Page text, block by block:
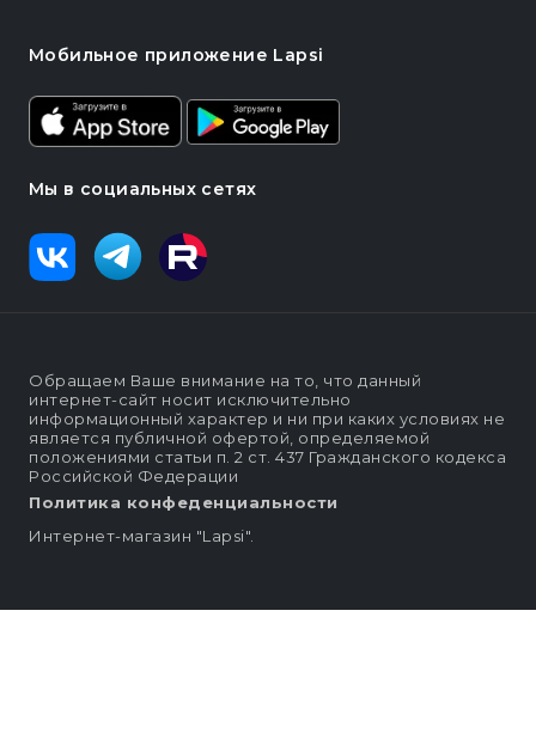
Мобильное приложение Lapsi
Мы в социальных сетях
Обращаем Ваше внимание на то, что данный
интернет-сайт носит исключительно
информационный характер и ни при каких условиях не
является публичной офертой, определяемой
положениями статьи п. 2 ст. 437 Гражданского кодекса
Российской Федерации
Политика конфеденциальности
Интернет-магазин "Lapsi".